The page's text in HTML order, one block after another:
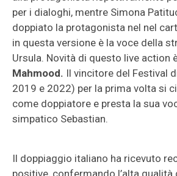
per i dialoghi, mentre Simona
doppiato la protagonista nel nel
in questa versione è la voce della
Ursula. Novità di questo live action
Mahmood. Il vincitore del Festival
2019 e 2022) per la prima volta si
come doppiatore e presta la sua
simpatico Sebastian.
Il doppiaggio italiano ha ricevuto
positive, confermando l’alta qualità